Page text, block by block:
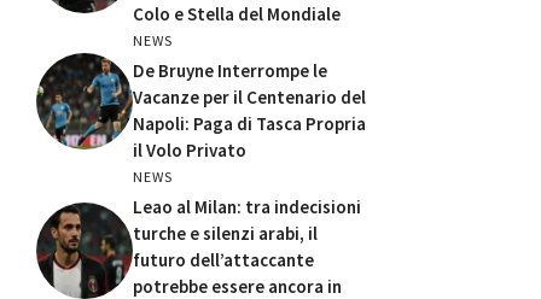
Colo e Stella del Mondiale
NEWS
De Bruyne Interrompe le
Vacanze per il Centenario del
Napoli: Paga di Tasca Propria
il Volo Privato
NEWS
Leao al Milan: tra indecisioni
turche e silenzi arabi, il
futuro dell’attaccante
potrebbe essere ancora in